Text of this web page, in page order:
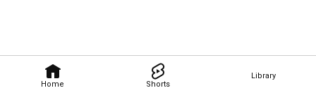
Home Shorts
Library